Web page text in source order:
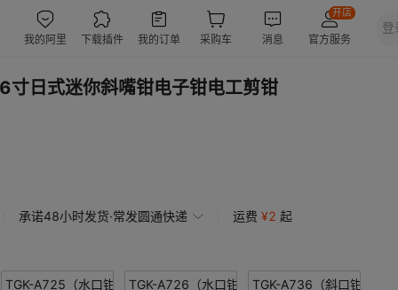
日式迷你斜嘴钳电子钳电工剪钳
承诺48小时发货·常发圆通快递 运费 ¥2 起
TGK-A725（水口钳） TGK-A726（水口钳） TGK-A736（斜口钳）